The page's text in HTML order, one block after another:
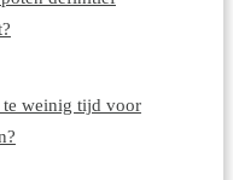
weinig tijd voor